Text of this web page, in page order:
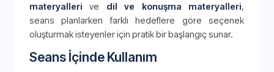
materyalleri ve dil ve konuşma materyalleri,
seans planlarken farklı hedeflere göre seçenek
oluşturmak isteyenler için pratik bir başlangıç sunar.
Seans İçinde Kullanım